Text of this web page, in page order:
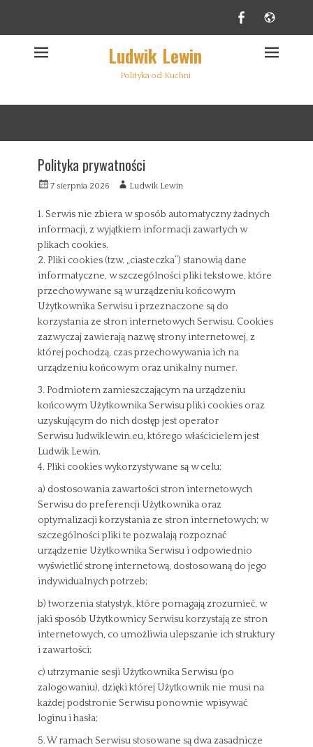
Facebook
Ludwik Lewin
Polityka od Kuchni
Polityka prywatności
W
s
ł
n
y
7 sierpnia 2026
A
t
o
Ludwik Lewin
1. Serwis nie zbiera w sposób automatyczny żadnych
informacji, z wyjątkiem informacji zawartych w
plikach cookies.
2. Pliki cookies (tzw. „ciasteczka”) stanowią dane
informatyczne, w szczególności pliki tekstowe, które
przechowywane są w urządzeniu końcowym
Użytkownika Serwisu i przeznaczone są do
korzystania ze stron internetowych Serwisu. Cookies
zazwyczaj zawierają nazwę strony internetowej, z
której pochodzą, czas przechowywania ich na
urządzeniu końcowym oraz unikalny numer.
3. Podmiotem zamieszczającym na urządzeniu
końcowym Użytkownika Serwisu pliki cookies oraz
uzyskującym do nich dostęp jest operator
Serwisu ludwiklewin.eu, którego właścicielem jest
Ludwik Lewin.
4. Pliki cookies wykorzystywane są w celu:
a) dostosowania zawartości stron internetowych
Serwisu do preferencji Użytkownika oraz
optymalizacji korzystania ze stron internetowych; w
szczególności pliki te pozwalają rozpoznać
urządzenie Użytkownika Serwisu i odpowiednio
wyświetlić stronę internetową, dostosowaną do jego
indywidualnych potrzeb;
b) tworzenia statystyk, które pomagają zrozumieć, w
jaki sposób Użytkownicy Serwisu korzystają ze stron
internetowych, co umożliwia ulepszanie ich struktury
i zawartości;
c) utrzymanie sesji Użytkownika Serwisu (po
zalogowaniu), dzięki której Użytkownik nie musi na
każdej podstronie Serwisu ponownie wpisywać
loginu i hasła;
5. W ramach Serwisu stosowane są dwa zasadnicze